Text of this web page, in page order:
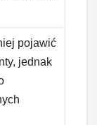
pojawić
jednak